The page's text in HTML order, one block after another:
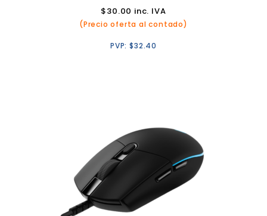
$30.00 inc. IVA
(Precio oferta al contado)
PVP:$32.40